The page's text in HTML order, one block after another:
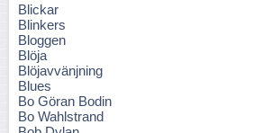
Blickar
Blinkers
Bloggen
Blöja
Blöjavvänjning
Blues
Bo Göran Bodin
Bo Wahlstrand